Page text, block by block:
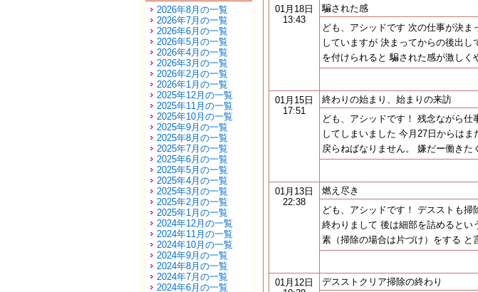
2026年8月の一覧
2026年7月の一覧
2026年6月の一覧
2026年5月の一覧
2026年4月の一覧
2026年3月の一覧
2026年2月の一覧
2026年1月の一覧
2025年12月の一覧
2025年11月の一覧
2025年10月の一覧
2025年9月の一覧
2025年8月の一覧
2025年7月の一覧
2025年6月の一覧
2025年5月の一覧
2025年4月の一覧
2025年3月の一覧
2025年2月の一覧
2025年1月の一覧
2024年12月の一覧
2024年11月の一覧
2024年10月の一覧
2024年9月の一覧
2024年8月の一覧
2024年7月の一覧
2024年6月の一覧
01月18日
13:43
騙された感
ども、アシッドです 次の仕事が決ま
していますが 決まってからの後出し
を付けられると 騙された感が激しく
01月15日
17:51
終わりの始まり、始まりの来訪
ども、アシッドです！ 残念ながら仕
してしまいました 今月27日からはま
戻らねばなりません。 嫌だー働きた
01月13日
22:38
燃え尽き
ども、アシッドです！ デスストも掃
終わりまして 後は細部を詰めるとい
素（掃除の場合は片づけ）をする と
01月12日
デスストクリア掃除の終わり